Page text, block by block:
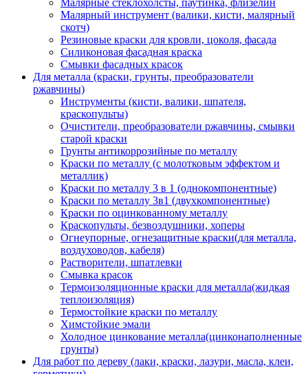
Малярный инструмент (валики, кисти, малярный
скотч)
Резиновые краски для кровли, цоколя, фасада
Силиконовая фасадная краска
Смывки фасадных красок
Для металла (краски, грунты, преобразователи
ржавчины)
Инструменты (кисти, валики, шпателя,
краскопульты)
Очистители, преобразователи ржавчины, смывки
старой краски
Грунты антикоррозийные по металлу
Краски по металлу (с молотковым эффектом и
металлик)
Краски по металлу 3 в 1 (однокомпонентные)
Краски по металлу 3в1 (двухкомпонентные)
Краски по оцинкованному металлу
Краскопульты, безвоздушники, хоперы
Огнеупорные, огнезащитные краски(для металла,
воздуховодов, кабеля)
Растворители, шпатлевки
Смывка красок
Термоизоляционные краски для металла(жидкая
теплоизоляция)
Термостойкие краски по металлу
Химстойкие эмали
Холодное цинкование металла(цинконаполненные
грунты)
Для работ по дереву (лаки, краски, лазури, масла, клеи,